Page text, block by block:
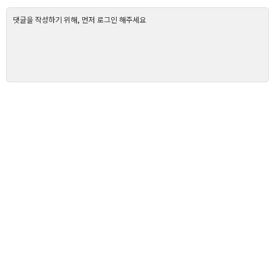
댓글을 작성하기 위해, 먼저 로그인 해주세요